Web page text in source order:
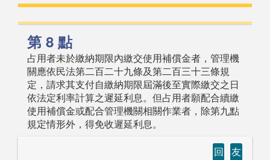
第 8 點
占用者未於繳納期限內繳交使用補償金者，管理機
關應依民法第二百二十九條及第二百三十三條規
定，請求其支付自繳納期限屆滿後至實際繳交之日
依法定利率計算之遲延利息。但占用者願配合續繳
使用補償金或配合管理機關相關作業者，除第九點
規定情形外，得免收遲延利息。
回
友